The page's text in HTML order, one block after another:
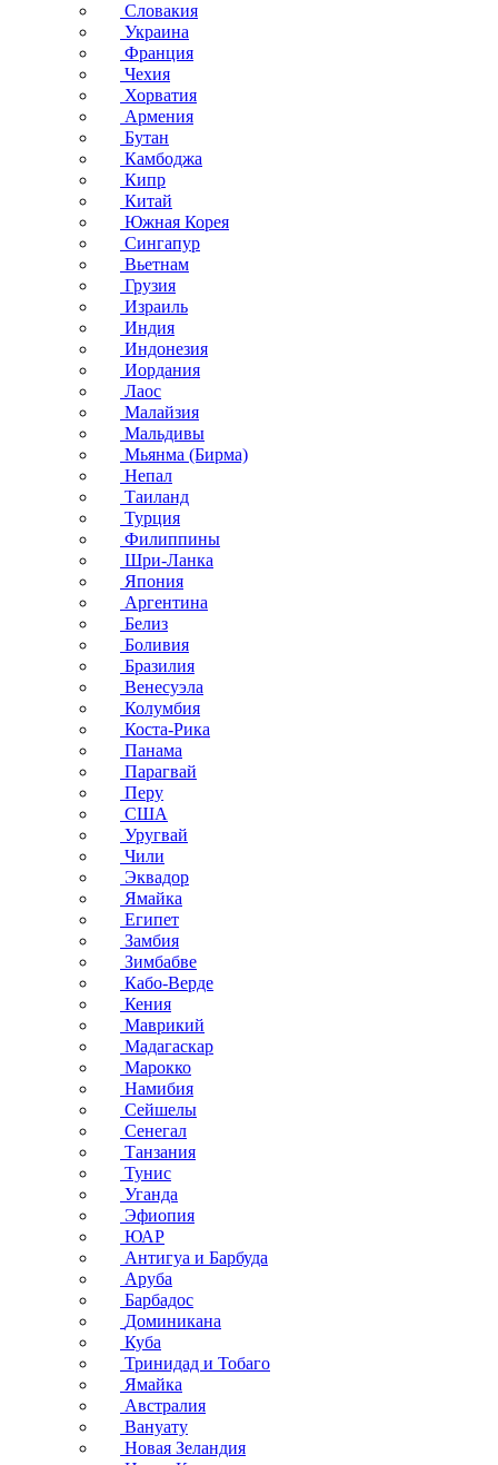
Словакия
Украина
Франция
Чехия
Хорватия
Армения
Бутан
Камбоджа
Кипр
Китай
Южная Корея
Сингапур
Вьетнам
Грузия
Израиль
Индия
Индонезия
Иордания
Лаос
Малайзия
Мальдивы
Мьянма (Бирма)
Непал
Таиланд
Турция
Филиппины
Шри-Ланка
Япония
Аргентина
Белиз
Боливия
Бразилия
Венесуэла
Колумбия
Коста-Рика
Панама
Парагвай
Перу
США
Уругвай
Чили
Эквадор
Ямайка
Египет
Замбия
Зимбабве
Кабо-Верде
Кения
Маврикий
Мадагаскар
Марокко
Намибия
Сейшелы
Сенегал
Танзания
Тунис
Уганда
Эфиопия
ЮАР
Антигуа и Барбуда
Аруба
Барбадос
Доминикана
Куба
Тринидад и Тобаго
Ямайка
Австралия
Вануату
Новая Зеландия